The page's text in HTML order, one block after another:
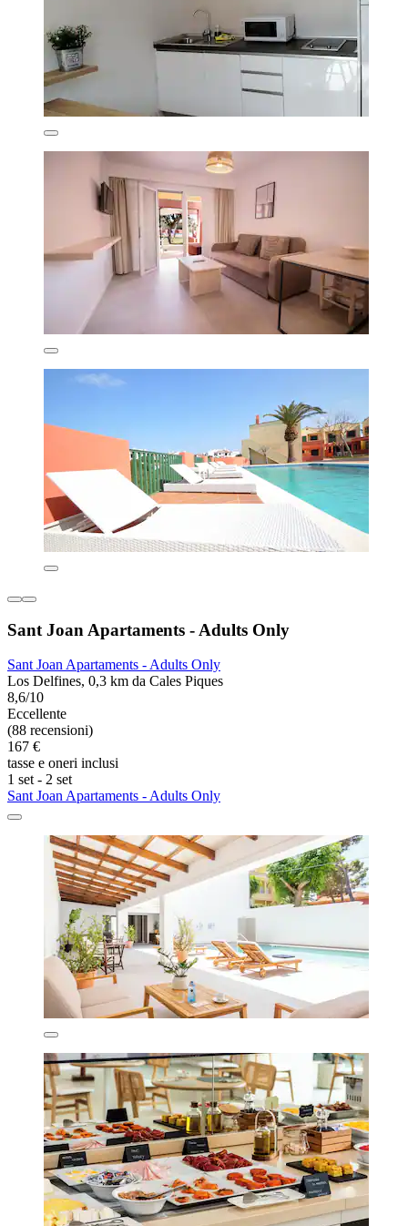
Sant Joan Apartaments - Adults Only
Sant Joan Apartaments - Adults Only
Los Delfines, 0,3 km da Cales Piques
8,6/10
Eccellente
(88 recensioni)
167 €
tasse e oneri inclusi
1 set - 2 set
Sant Joan Apartaments - Adults Only